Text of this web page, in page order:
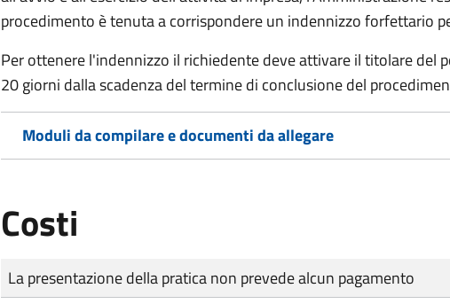
procedimento è tenuta a corrispondere un indennizzo forfettario
Per ottenere l'indennizzo il richiedente deve attivare il titolare del
20 giorni dalla scadenza del termine di conclusione del
Moduli da compilare e documenti da allegare
Costi
Tipo di pagamento
Importo
La presentazione della pratica non prevede alcun pagamento